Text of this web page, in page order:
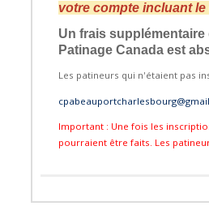
votre compte incluant le
Un frais supplémentaire
Patinage Canada est
Les patineurs qui n'étaient pas
Important : Une fois les
pourraient être faits. Les